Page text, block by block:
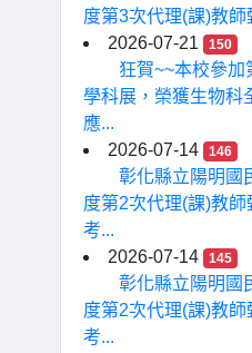
度第3次代理(課)教師
2026-07-21
150
狂賀~~本校參
學科展，榮獲生物科
應...
2026-07-14
146
彰化縣立陽明國
度第2次代理(課)教師
考...
2026-07-14
145
彰化縣立陽明國
度第2次代理(課)教師
考...